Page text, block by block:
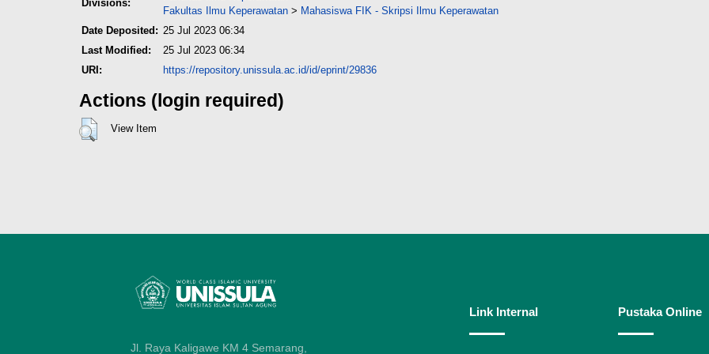
Divisions:
Fakultas Ilmu Keperawatan > Mahasiswa FIK - Skripsi Ilmu Keperawatan
Date Deposited: 25 Jul 2023 06:34
Last Modified:
25 Jul 2023 06:34
URI:
https://repository.unissula.ac.id/id/eprint/29836
Actions (login required)
View Item
Jl. Raya Kaligawe KM 4 Semarang,
Link Internal Pustaka Online